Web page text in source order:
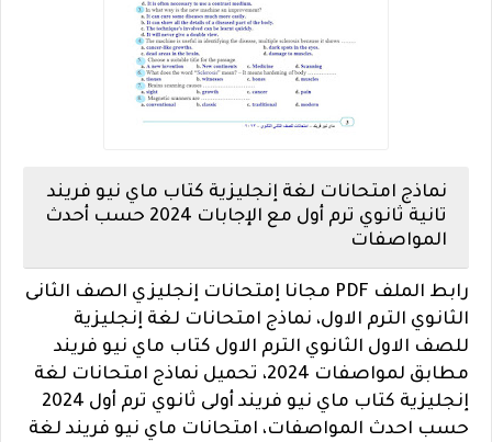
نماذج امتحانات لغة إنجليزية كتاب ماي نيو فريند
تانية ثانوي ترم أول مع الإجابات 2024 حسب أحدث
المواصفات
رابط الملف PDF مجانا إمتحانات إنجليزي الصف الثانى
الثانوي الترم الاول، نماذج امتحانات لغة إنجليزية
للصف الاول الثانوي الترم الاول كتاب ماي نيو فريند
مطابق لمواصفات 2024،
تحميل نماذج امتحانات لغة
إنجليزية كتاب ماي نيو فريند أولى ثانوي ترم أول 2024
حسب احدث المواصفات، امتحانات ماي نيو فريند لغة